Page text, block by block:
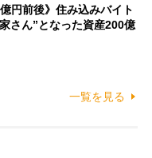
億円前後》住み込みバイト
さん”となった資産200億
一覧を見る